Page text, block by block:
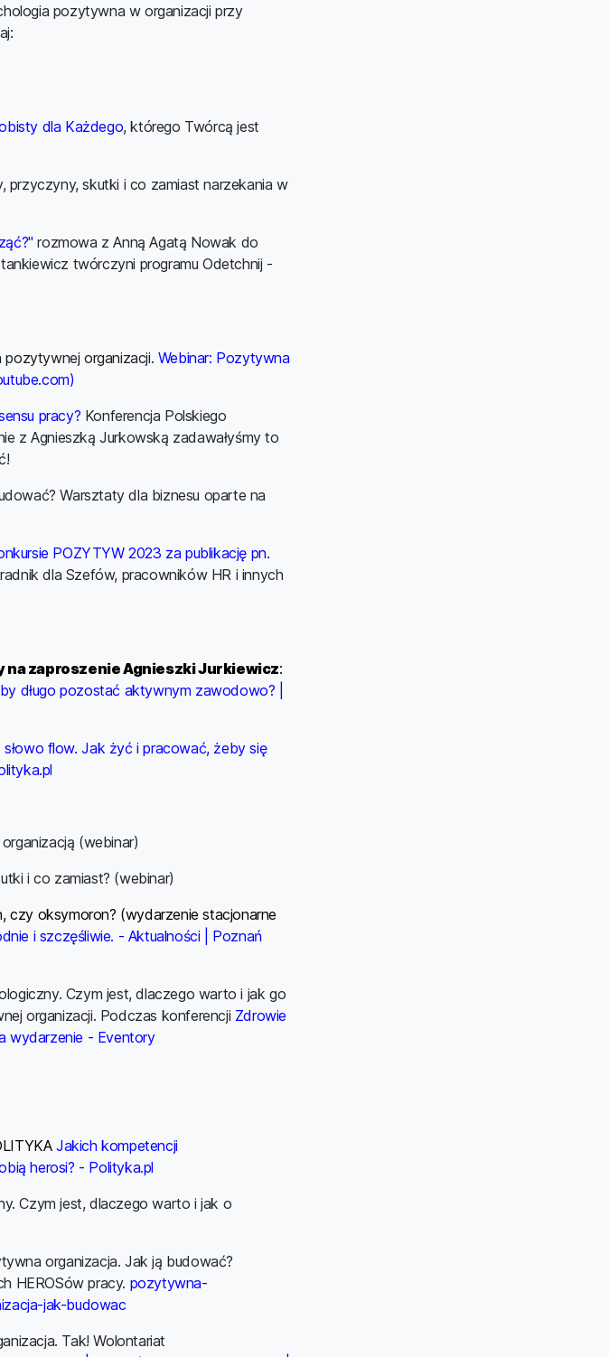
pozytywna w organizacji przy
dla Każdego, którego Twórcą jest
przyczyny, skutki i co zamiast narzekania w
rozmowa z Anną Agatą Nowak do
twórczyni programu Odetchnij -
organizacji. Webinar: Pozytywna
pracy? Konferencja Polskiego
z Agnieszką Jurkowską zadawałyśmy to
Warsztaty dla biznesu oparte na
POZYTYW 2023 za publikację pn.
dla Szefów, pracowników HR i innych
na zaproszenie Agnieszki Jurkiewicz:
długo pozostać aktywnym zawodowo? |
słowo flow. Jak żyć i pracować, żeby się
(webinar)
i co zamiast? (webinar)
czy oksymoron? (wydarzenie stacjonarne
i szczęśliwie. - Aktualności | Poznań
Czym jest, dlaczego warto i jak go
organizacji. Podczas konferencji Zdrowie
wydarzenie - Eventory
Jakich kompetencji
herosi? - Polityka.pl
Czym jest, dlaczego warto i jak o
organizacja. Jak ją budować?
HEROSów pracy. pozytywna-
jak-budowac
Tak! Wolontariat